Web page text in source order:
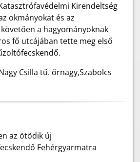
Kirendeltség
okmányokat és az
a hagyományoknak
fő utcájában tette meg első
Csilla tű. őrnagy,Szabolcs
az ötödik új
Fehérgyarmatra